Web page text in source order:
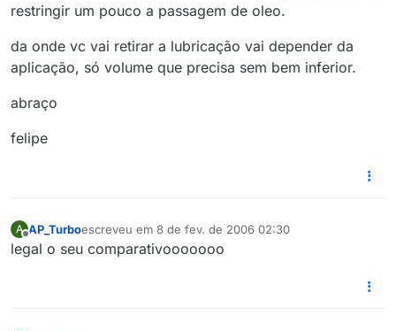
restringir um pouco a passagem de oleo.
da onde vc vai retirar a lubricação vai depender da
aplicação, só volume que precisa sem bem inferior.
abraço
felipe
A
Offline
AP_Turboescreveu em 8 de fev. de 2006 02:30
última edição por
legal o seu comparativooooooo